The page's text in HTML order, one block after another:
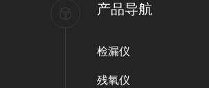
产品导航
检漏仪
残氧仪